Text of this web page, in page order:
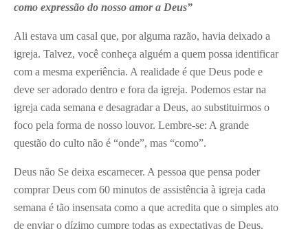
como expressão do nosso amor a Deus”
Ali estava um casal que, por alguma razão, havia deixado a
igreja. Talvez, você conheça alguém a quem possa identificar
com a mesma experiência. A realidade é que Deus pode e
deve ser adorado dentro e fora da igreja. Podemos estar na
igreja cada semana e desagradar a Deus, ao substituirmos o
foco pela forma de nosso louvor. Lembre-se: A grande
questão do culto não é “onde”, mas “como”.
Deus não Se deixa escarnecer. A pessoa que pensa poder
comprar Deus com 60 minutos de assistência à igreja cada
semana é tão insensata como a que acredita que o simples ato
de enviar o dízimo cumpre todas as expectativas de Deus.